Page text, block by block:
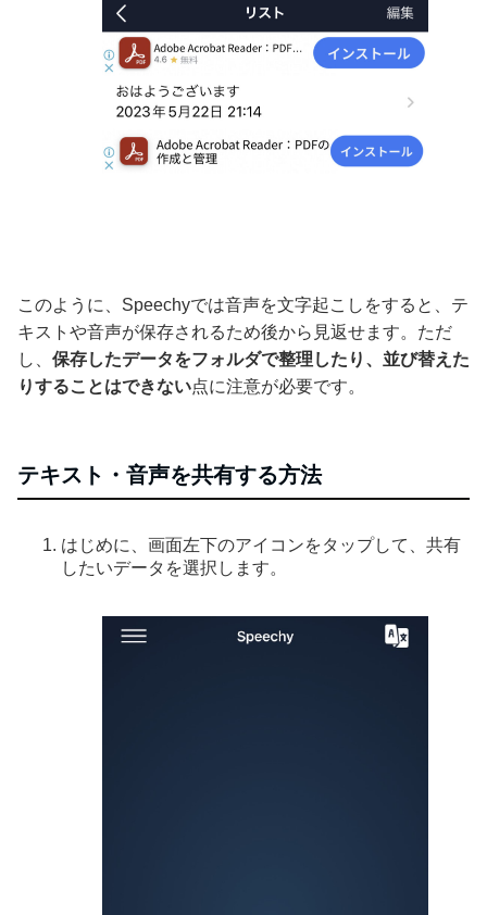
このように、Speechyでは音声を文字起こしをすると、テ
キストや音声が保存されるため後から見返せます。ただ
し、 保存したデータをフォルダで整理したり、並び替えた
りすることはできない点に注意が必要です。
テキスト・音声を共有する方法
はじめに、画面左下のアイコンをタップして、共有
したいデータを選択します。